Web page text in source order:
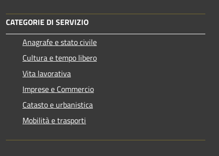
CATEGORIE DI SERVIZIO
Anagrafe e stato civile
Cultura e tempo libero
Vita lavorativa
Imprese e Commercio
Catasto e urbanistica
Mobilità e trasporti